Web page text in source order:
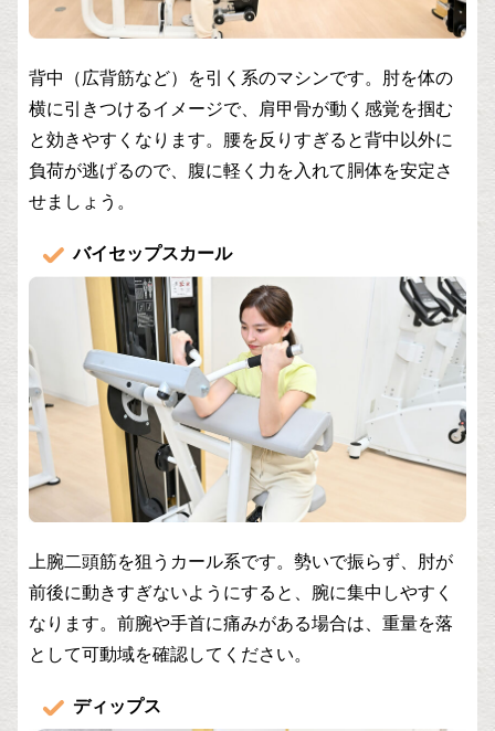
背中（広背筋など）を引く系のマシンです。肘を体の
横に引きつけるイメージで、肩甲骨が動く感覚を掴む
と効きやすくなります。腰を反りすぎると背中以外に
負荷が逃げるので、腹に軽く力を入れて胴体を安定さ
せましょう。
バイセップスカール
上腕二頭筋を狙うカール系です。勢いで振らず、肘が
前後に動きすぎないようにすると、腕に集中しやすく
なります。前腕や手首に痛みがある場合は、重量を落
として可動域を確認してください。
ディップス